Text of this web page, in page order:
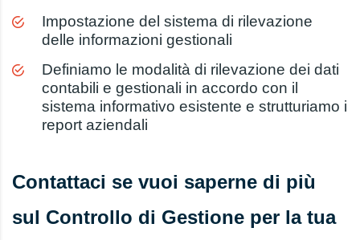
Impostazione del sistema di rilevazione
delle informazioni gestionali
Definiamo le modalità di rilevazione dei dati
contabili e gestionali in accordo con il
sistema informativo esistente e strutturiamo i
report aziendali
Contattaci se vuoi saperne di più
sul Controllo di Gestione per la tua